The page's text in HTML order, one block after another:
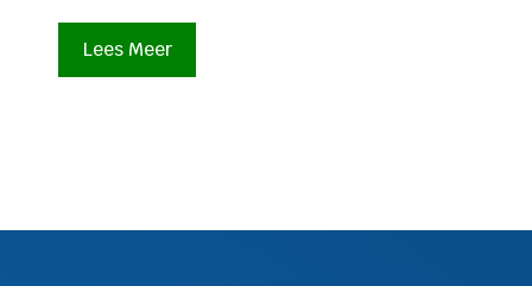
Lees Meer